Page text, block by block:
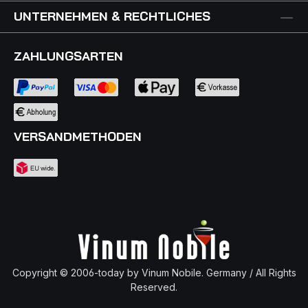
Wacholdergeschmack daherkommt.
UNTERNEHMEN & RECHTLICHES
ZAHLUNGSARTEN
VERSANDMETHODEN
Copyright © 2006-today by Vinum Nobile. Germany / All Rights
Reserved.